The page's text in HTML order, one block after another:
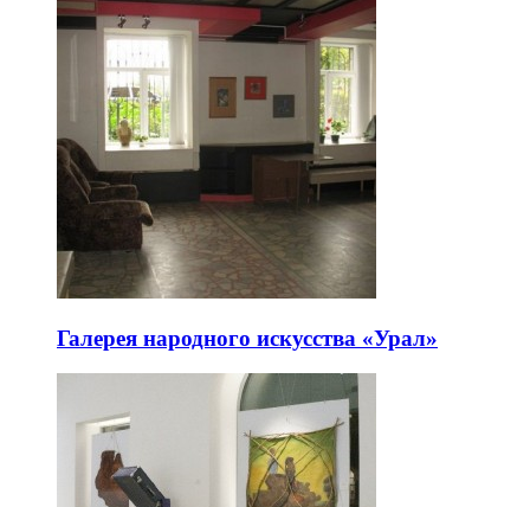
Галерея народного искусства «Урал»